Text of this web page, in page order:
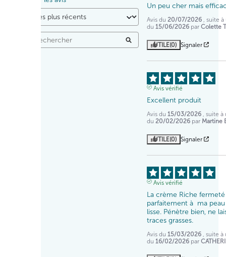
Un peu cher mais
Avis du 20/07/2026
, suite
du 15/06/2026 parColette
UTILE(0) Signaler
Avis vérifié
Excellent produit
Avis du 15/03/2026
, suite
du 20/02/2026 par Martine
UTILE(0) Signaler
Avis vérifié
La crème Riche
parfaitement à  ma
lisse. Pénètre bien, ne
traces grasses.
Avis du 15/03/2026
, suite
du 16/02/2026 par